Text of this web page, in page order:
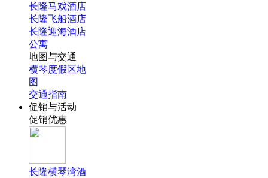
长隆马戏酒店
长隆飞船酒店
长隆迎海酒店
公寓
地图与交通
横琴度假区地
图
交通指南
促销与活动
促销优惠
长隆横琴湾酒